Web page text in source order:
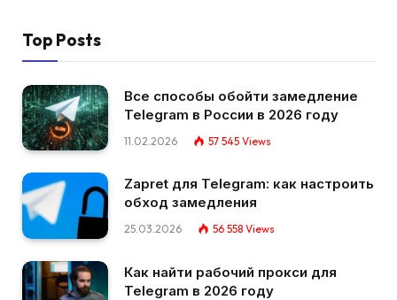
Top Posts
Все способы обойти замедление
Telegram в России в 2026 году
11.02.2026 57 545 Views
Zapret для Telegram: как настроить
обход замедления
25.03.2026 56 558 Views
Как найти рабочий прокси для
Telegram в 2026 году